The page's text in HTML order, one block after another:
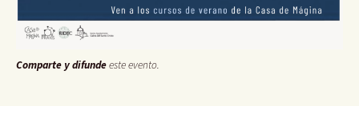
Comparte y difundeeste evento.